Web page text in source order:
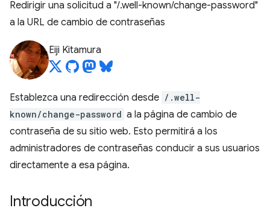
Redirigir una solicitud a "/.well-known/change-password"
a la URL de cambio de contraseñas
Eiji Kitamura
Establezca una redirección desde /.well-
known/change-password a la página de cambio de
contraseña de su sitio web. Esto permitirá a los
administradores de contraseñas conducir a sus usuarios
directamente a esa página.
Introducción